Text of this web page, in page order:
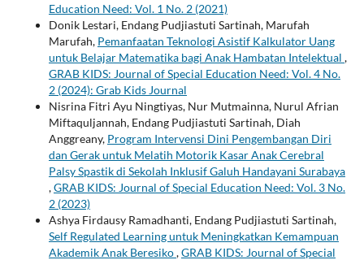
Education Need: Vol. 1 No. 2 (2021)
Donik Lestari, Endang Pudjiastuti Sartinah, Marufah
Marufah, Pemanfaatan Teknologi Asistif Kalkulator Uang
untuk Belajar Matematika bagi Anak Hambatan Intelektual ,
GRAB KIDS: Journal of Special Education Need: Vol. 4 No.
2 (2024): Grab Kids Journal
Nisrina Fitri Ayu Ningtiyas, Nur Mutmainna, Nurul Afrian
Miftaquljannah, Endang Pudjiastuti Sartinah, Diah
Anggreany, Program Intervensi Dini Pengembangan Diri
dan Gerak untuk Melatih Motorik Kasar Anak Cerebral
Palsy Spastik di Sekolah Inklusif Galuh Handayani Surabaya
,GRAB KIDS: Journal of Special Education Need: Vol. 3 No.
2 (2023)
Ashya Firdausy Ramadhanti, Endang Pudjiastuti Sartinah,
Self Regulated Learning untuk Meningkatkan Kemampuan
Akademik Anak Beresiko,GRAB KIDS: Journal of Special